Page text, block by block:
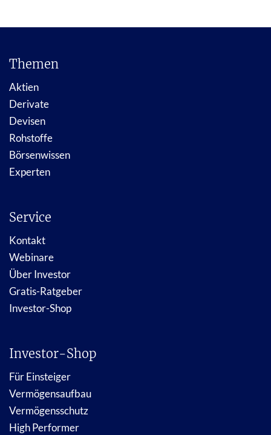
Themen
Aktien
Derivate
Devisen
Rohstoffe
Börsenwissen
Experten
Service
Kontakt
Webinare
Über Investor
Gratis-Ratgeber
Investor-Shop
Investor-Shop
Für Einsteiger
Vermögensaufbau
Vermögensschutz
High Performer